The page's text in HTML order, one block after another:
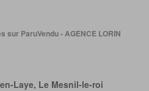
sur ParuVendu - AGENCE LORIN
Laye, Le Mesnil-le-roi